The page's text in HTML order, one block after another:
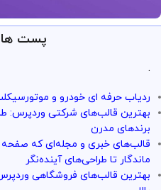
با خیال راحت میتونی از خدمات
پست
.
ردیاب حرفه ای خودرو و
بهترین قالب‌های شرکتی وردپرس:
برندهای مدرن
قالب‌های خبری و مجله‌ای که صفحه
ماندگار تا طراحی‌های آینده‌نگر
بهترین قالب‌های فروشگاهی